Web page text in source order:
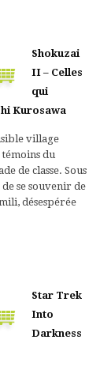
Shokuzai
II – Celles
qui
Kurosawa
village
du
de classe. Sous
de se souvenir de
désespérée
Star Trek
Into
Darkness